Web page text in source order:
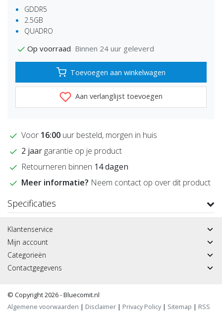
GDDR5
2.5GB
QUADRO
Op voorraad Binnen 24 uur geleverd
Toevoegen aan winkelwagen
Aan verlanglijst toevoegen
Voor 16:00 uur besteld, morgen in huis
2 jaargarantie op je product
Retourneren binnen 14 dagen
Meer informatie? Neem contact op over dit product
Specificaties
Klantenservice
Mijn account
Categorieën
Contactgegevens
© Copyright 2026 - Bluecomit.nl
Algemene voorwaarden | Disclaimer | Privacy Policy| Sitemap | RSS